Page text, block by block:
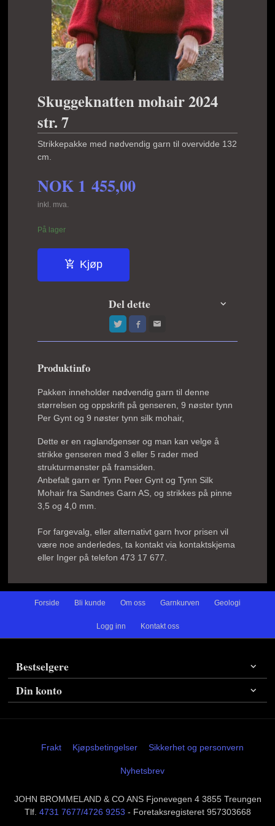
Skuggeknatten mohair 2024
str. 7
Strikkepakke med nødvendig garn til overvidde 132
cm.
NOK 1 455,00
inkl. mva.
På lager
Kjøp
Del dette
Produktinfo
Pakken inneholder nødvendig garn til denne
størrelsen og oppskrift på genseren, 9 nøster tynn
Per Gynt og 9 nøster tynn silk mohair,
Dette er en raglandgenser og man kan velge å
strikke genseren med 3 eller 5 rader med
strukturmønster på framsiden.
Anbefalt garn er Tynn Peer Gynt og Tynn Silk
Mohair fra Sandnes Garn AS, og strikkes på pinne
3,5 og 4,0 mm.
For fargevalg, eller alternativt garn hvor prisen vil
være noe anderledes, ta kontakt via kontaktskjema
eller Inger på telefon 473 17 677.
Forside Bli kunde Om oss Garnkurven Geologi
Logg inn Kontakt oss
Bestselgere
Din konto
Frakt Kjøpsbetingelser Sikkerhet og personvern
Nyhetsbrev
JOHN BROMMELAND & CO ANS Fjonevegen 4 3855 Treungen
Tlf. 4731 7677/4726 9253 - Foretaksregisteret 957303668